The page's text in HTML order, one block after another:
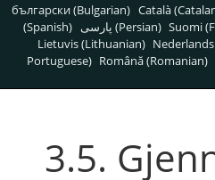
български (Bulgarian) Català
(Spanish)
پارسی (Persian) Suomi
Lietuvis (Lithuanian)
Portuguese) Română (Romanian)
3.5.